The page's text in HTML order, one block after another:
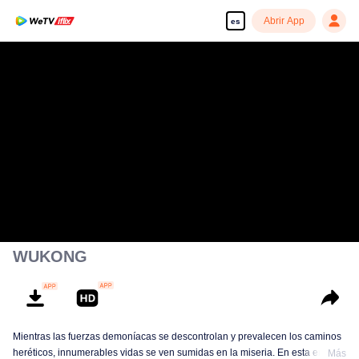
es Abrir App
WUKONG
Mientras las fuerzas demoníacas se descontrolan y prevalecen los caminos
heréticos, innumerables vidas se ven sumidas en la miseria. En esta era de
Más